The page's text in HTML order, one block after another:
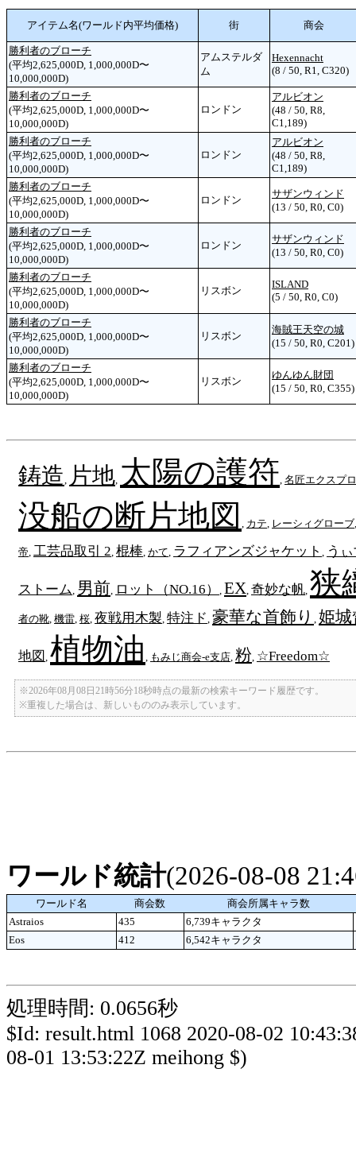
アイテム名(ワールド内平均価格) 街 商会
勝利者のブローチ
(平均2,625,000D, 1,000,000D〜
10,000,000D)
アムステルダ
ム
Hexennacht
(8 / 50, R1, C320)
勝利者のブローチ
(平均2,625,000D, 1,000,000D〜
10,000,000D)
ロンドン
アルビオン
(48 / 50, R8,
C1,189)
勝利者のブローチ
(平均2,625,000D, 1,000,000D〜
10,000,000D)
ロンドン
アルビオン
(48 / 50, R8,
C1,189)
勝利者のブローチ
(平均2,625,000D, 1,000,000D〜
10,000,000D)
ロンドン
サザンウィンド
(13 / 50, R0, C0)
勝利者のブローチ
(平均2,625,000D, 1,000,000D〜
10,000,000D)
ロンドン
サザンウィンド
(13 / 50, R0, C0)
勝利者のブローチ
(平均2,625,000D, 1,000,000D〜
10,000,000D)
リスボン
ISLAND
(5 / 50, R0, C0)
勝利者のブローチ
(平均2,625,000D, 1,000,000D〜
10,000,000D)
リスボン
海賊王天空の城
(15 / 50, R0, C201)
勝利者のブローチ
(平均2,625,000D, 1,000,000D〜
10,000,000D)
リスボン
ゆんゆん財団
(15 / 50, R0, C355)
鋳造 片地 太陽の護符 名匠エクスプ
没船の断片地図 カテ レーシィグローブ
帝 工芸品取引 2 棍棒 かて ラフィアンズジャケット う
ストーム 男前 ロット（NO.16） EX 奇妙な帆 狭
者の靴 機雷 桜 夜戦用木製 特注ド 豪華な首飾り 姫
地図 植物油 もみじ商会-e支店 粉 ☆Freedom☆
※2026年08月08日21時56分18秒時点の最新の検索キーワード履歴です。
※重複した場合は、新しいもののみ表示しています。
ワールド統計(2026-08-08
ワールド名 商会数
商会所属キャラ数
Astraios
435 6,739キャラクタ
Eos
412 6,542キャラクタ
処理時間: 0.0656秒
$Id: result.html 1068 2020-08-02
08-01 13:53:22Z meihong $)